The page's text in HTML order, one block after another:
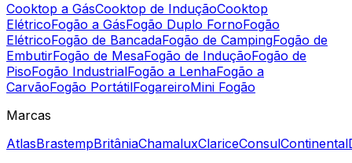
Cooktop a GásCooktop de InduçãoCooktop
ElétricoFogão a GásFogão Duplo FornoFogão
ElétricoFogão de BancadaFogão de CampingFogão de
EmbutirFogão de MesaFogão de InduçãoFogão de
PisoFogão IndustrialFogão a LenhaFogão a
CarvãoFogão PortátilFogareiroMini Fogão
Marcas
AtlasBrastempBritâniaChamaluxClariceConsulContinental